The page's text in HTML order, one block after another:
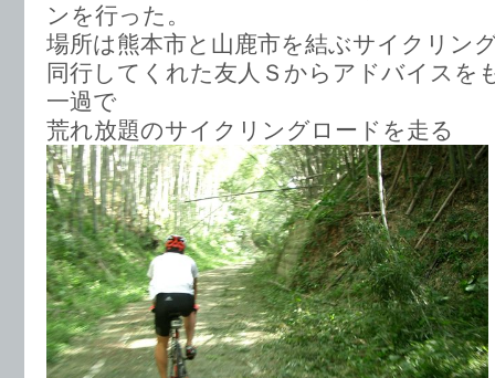
ンを行った。
場所は熊本市と山鹿市を結ぶサイクリン
同行してくれた友人Ｓからアドバイスを
一過で
荒れ放題のサイクリングロードを走る